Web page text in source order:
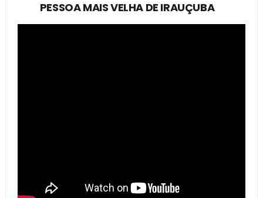
PESSOA MAIS VELHA DE IRAUÇUBA